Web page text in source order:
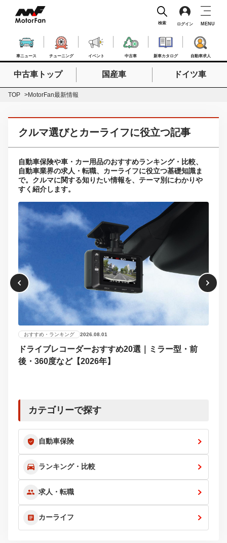
車ニュース チューニング イベント 中古車 新車カタログ 自動車求人
検索 ログイン MENU
検索したいキーワードを入力
中古車トップ 国産車 ドイツ車
TOP MotorFan最新情報
クルマ選びとカーライフに役立つ記事
自動車保険や車・カー用品のおすすめランキング・比較、
自動車業界の求人・転職、カーライフに役立つ基礎知識ま
で。クルマに関する知りたい情報を、テーマ別にわかりや
すく紹介します。
おすすめ・ランキング 2026.08.01
ドライブレコーダーおすすめ20選｜ミラー型・前
後・360度など【2026年】
カテゴリーで探す
自動車保険
ランキング・比較
求人・転職
カーライフ